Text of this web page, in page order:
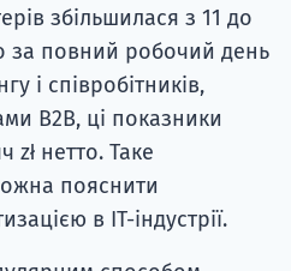
збільшилася з 11 до
за повний робочий день
і співробітників,
B2B, ці показники
zł нетто. Таке
пояснити
в IT-індустрії.